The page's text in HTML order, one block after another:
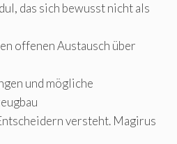
das sich bewusst nicht als
offenen Austausch über
und mögliche
versteht. Magirus